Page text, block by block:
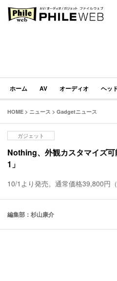
PHILE WEB｜AV/オーディオ/
ホーム AV オーディオ ヘッ
HOME > ニュース > Gadgetニュース
ガジェット
Nothing、外観カスタマイズ
1」
10/1より発売。通常価格39,800円
編集部：杉山康介